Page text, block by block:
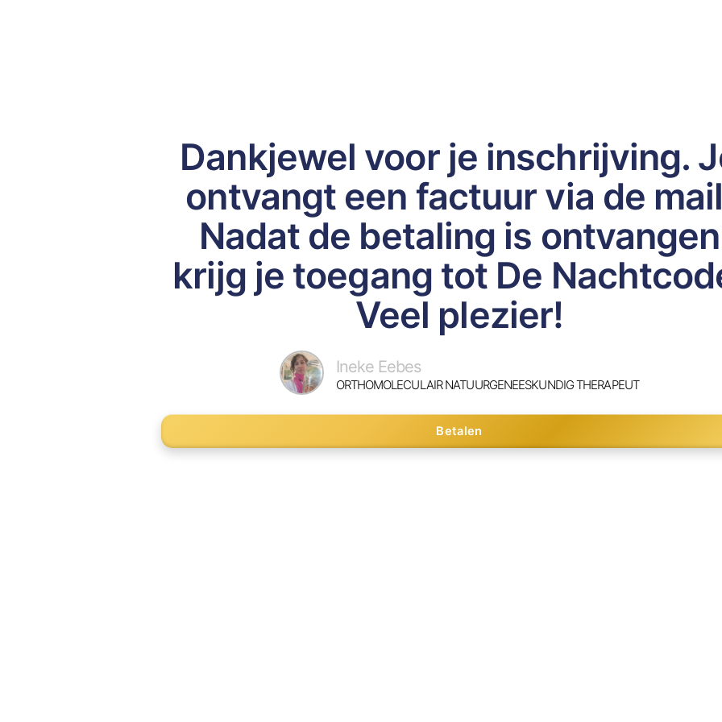
Dankjewel voor je inschrijving.
ontvangt een factuur via de
Nadat de betaling is ontvangen
krijg je toegang tot De
Veel plezier!
Ineke Eebes
ORTHOMOLECULAIR NATUURGENEESKUNDIG THERAPEUT
Betalen